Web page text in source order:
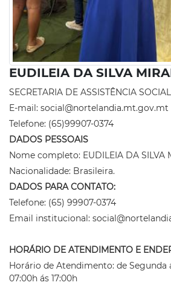
EUDILEIA DA SILVA
SECRETARIA DE ASSISTÊNCIA SOCIAL
E-mail: social@nortelandia.mt.gov.mt
Telefone: (65)99907-0374
DADOS PESSOAIS
Nome completo: EUDILEIA DA SILVA
Nacionalidade: Brasileira.
DADOS PARA CONTATO:
Telefone: (65) 99907-0374
Email institucional:
HORÁRIO DE ATENDIMENTO E
Horário de Atendimento: de Segunda
07:00h ás 17:00h